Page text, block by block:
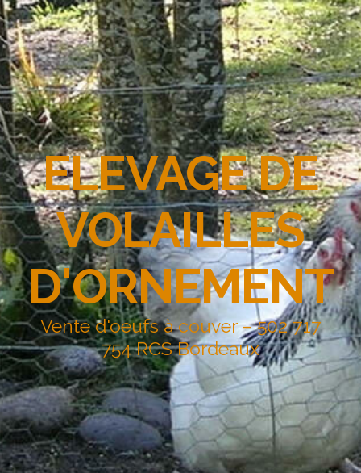
ELEVAGE DE
VOLAILLES
D'ORNEMENT
Vente d'oeufs à couver – 502 717
754 RCS Bordeaux